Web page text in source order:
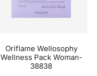
Oriflame Wellosophy
Wellness Pack Woman-
38838